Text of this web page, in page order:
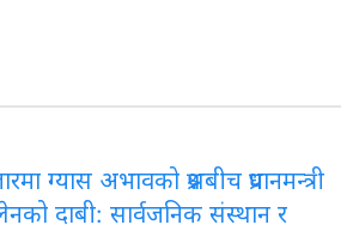
ग्यास अभावको प्रश्नबीच प्रधानमन्त्री
दाबी: सार्वजनिक संस्थान र